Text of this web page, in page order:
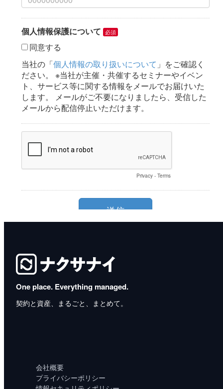
One place. Everything managed.
契約と資産、まるごと、まとめて。
会社概要
プライバシーポリシー